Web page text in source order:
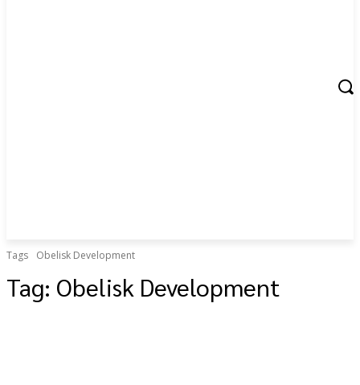
Tags Obelisk Development
Tag: Obelisk Development